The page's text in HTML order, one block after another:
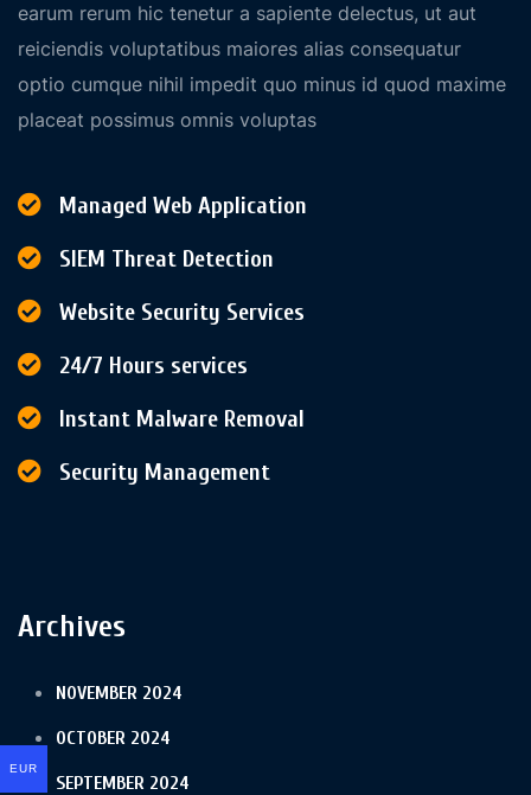
earum rerum hic tenetur a sapiente delectus, ut aut
reiciendis voluptatibus maiores alias consequatur
optio cumque nihil impedit quo minus id quod maxime
placeat possimus omnis voluptas
Managed Web Application
SIEM Threat Detection
Website Security Services
24/7 Hours services
Instant Malware Removal
Security Management
Archives
NOVEMBER 2024
OCTOBER 2024
SEPTEMBER 2024
EUR